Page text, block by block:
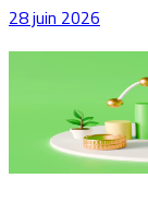
28 juin 2026